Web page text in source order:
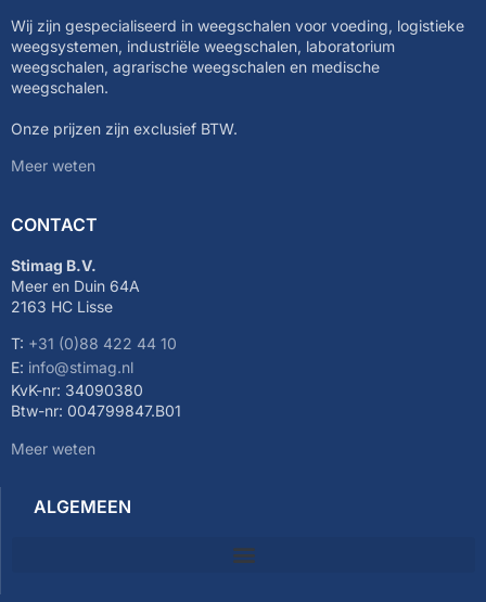
Wij zijn gespecialiseerd in weegschalen voor voeding, logistieke
weegsystemen, industriële weegschalen, laboratorium
weegschalen, agrarische weegschalen en medische
weegschalen.
Onze prijzen zijn exclusief BTW.
Meer weten
CONTACT
Stimag B.V.
Meer en Duin 64A
2163 HC Lisse
T: +31 (0)88 422 44 10
E: info@stimag.nl
KvK-nr: 34090380
Btw-nr: 004799847.B01
Meer weten
ALGEMEEN